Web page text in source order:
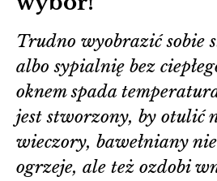
Trudno wyobrazić sobie
albo sypialnię bez
oknem spada
jest stworzony, by otulić
wieczory, bawełniany
ogrzeje, ale też ozdobi